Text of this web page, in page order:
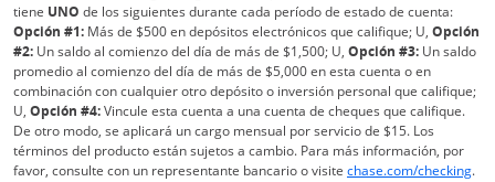
tiene UNO de los siguientes durante cada período de estado de cuenta:
Opción #1: Más de $500 en depósitos electrónicos que califique; U, Opción
#2: Un saldo al comienzo del día de más de $1,500; U, Opción #3: Un saldo
promedio al comienzo del día de más de $5,000 en esta cuenta o en
combinación con cualquier otro depósito o inversión personal que califique;
U, Opción #4:Vincule esta cuenta a una cuenta de cheques que califique.
De otro modo, se aplicará un cargo mensual por servicio de $15. Los
términos del producto están sujetos a cambio. Para más información, por
favor, consulte con un representante bancario o visite chase.com/checking.